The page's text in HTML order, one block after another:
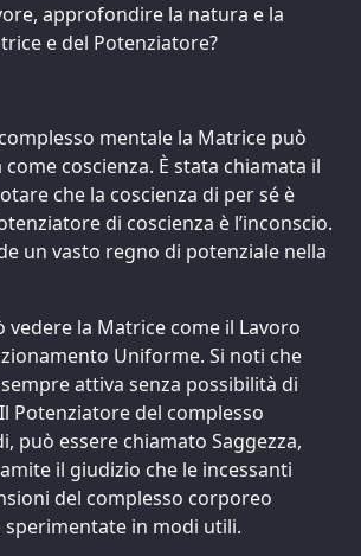
approfondire la natura e la
e del Potenziatore?
mentale la Matrice può
coscienza. È stata chiamata il
che la coscienza di per sé è
di coscienza è l’inconscio.
un vasto regno di potenziale nella
vedere la Matrice come il Lavoro
Uniforme. Si noti che
attiva senza possibilità di
Potenziatore del complesso
può essere chiamato Saggezza,
il giudizio che le incessanti
del complesso corporeo
sperimentate in modi utili.